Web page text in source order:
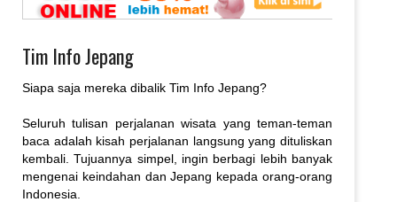
Tim Info Jepang
Siapa saja mereka dibalik Tim Info Jepang?
Seluruh tulisan perjalanan wisata yang teman-teman
baca adalah kisah perjalanan langsung yang dituliskan
kembali. Tujuannya simpel, ingin berbagi lebih banyak
mengenai keindahan dan Jepang kepada orang-orang
Indonesia.